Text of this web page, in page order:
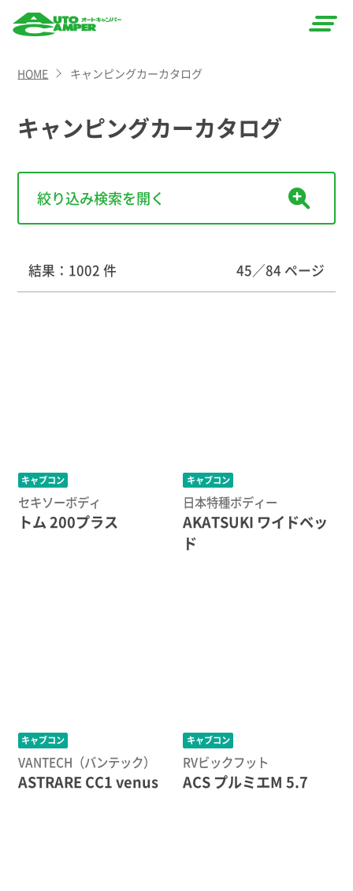
CAMPER
（オート
パー）
HOME キャンピングカーカタログ
キャンピングカーカタログ
結果：1002 件 45／84 ページ
キャブコン
セキソーボディ
トム 200プラス
キャブコン
日本特種ボディー
AKATSUKI ワイドベッ
ド
キャブコン
VANTECH（バンテック）
ASTRARE CC1 venus
キャブコン
RVビックフット
ACS プルミエM 5.7